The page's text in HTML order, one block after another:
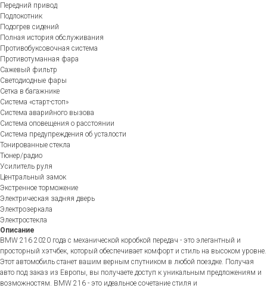
Передний привод
Подлокотник
Подогрев сидений
Полная история обслуживания
Противобуксовочная система
Противотуманная фара
Сажевый фильтр
Светодиодные фары
Сетка в багажнике
Система «старт-стоп»
Система аварийного вызова
Система оповещения о расстоянии
Система предупреждения об усталости
Тонированные стекла
Тюнер/радио
Усилитель руля
Центральный замок
Экстренное торможение
Электрическая задняя дверь
Электрозеркала
Электростекла
Описание
BMW 216 2020 года с механической коробкой передач - это элегантный и
просторный хэтчбек, который обеспечивает комфорт и стиль на высоком уровне.
Этот автомобиль станет вашим верным спутником в любой поездке. Получая
авто под заказ из Европы, вы получаете доступ к уникальным предложениям и
возможностям. BMW 216 - это идеальное сочетание стиля и